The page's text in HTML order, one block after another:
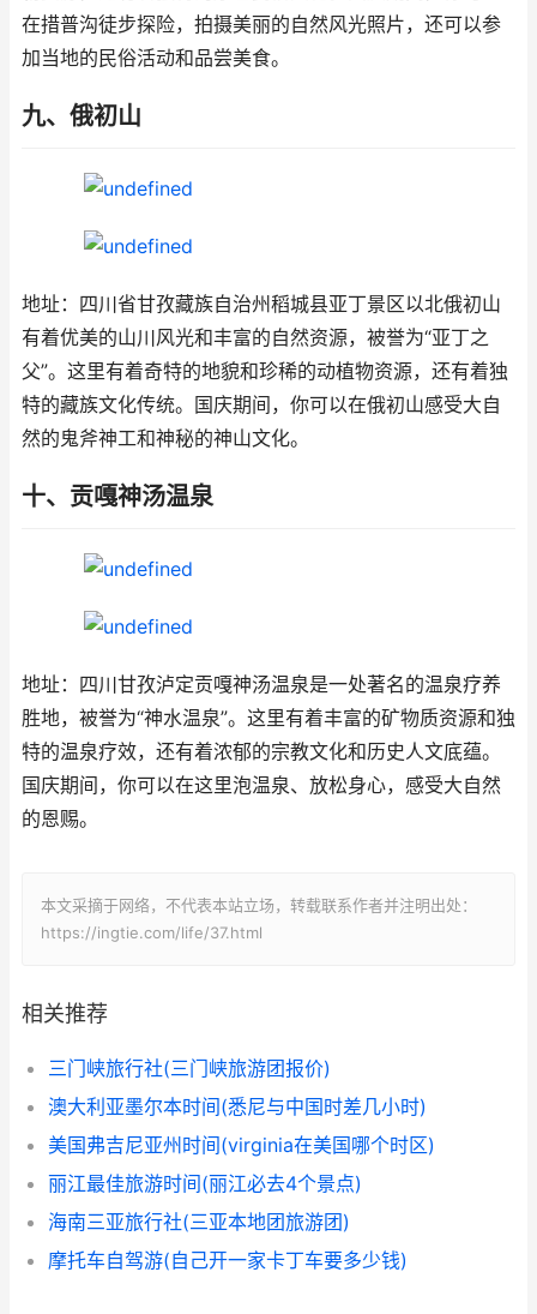
在措普沟徒步探险，拍摄美丽的自然风光照片，还可以参
加当地的民俗活动和品尝美食。
九、俄初山
地址：四川省甘孜藏族自治州稻城县亚丁景区以北俄初山
有着优美的山川风光和丰富的自然资源，被誉为“亚丁之
父”。这里有着奇特的地貌和珍稀的动植物资源，还有着独
特的藏族文化传统。国庆期间，你可以在俄初山感受大自
然的鬼斧神工和神秘的神山文化。
十、贡嘎神汤温泉
地址：四川甘孜泸定贡嘎神汤温泉是一处著名的温泉疗养
胜地，被誉为“神水温泉”。这里有着丰富的矿物质资源和独
特的温泉疗效，还有着浓郁的宗教文化和历史人文底蕴。
国庆期间，你可以在这里泡温泉、放松身心，感受大自然
的恩赐。
本文采摘于网络，不代表本站立场，转载联系作者并注明出处：
https://ingtie.com/life/37.html
相关推荐
三门峡旅行社(三门峡旅游团报价)
澳大利亚墨尔本时间(悉尼与中国时差几小时)
美国弗吉尼亚州时间(virginia在美国哪个时区)
丽江最佳旅游时间(丽江必去4个景点)
海南三亚旅行社(三亚本地团旅游团)
摩托车自驾游(自己开一家卡丁车要多少钱)